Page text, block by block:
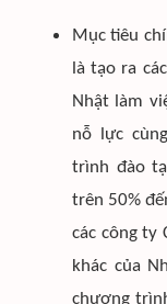
Mục tiêu
là tạo ra
Nhật làm
nỗ lực
trình đào
trên 50%
các công ty
khác của
chương